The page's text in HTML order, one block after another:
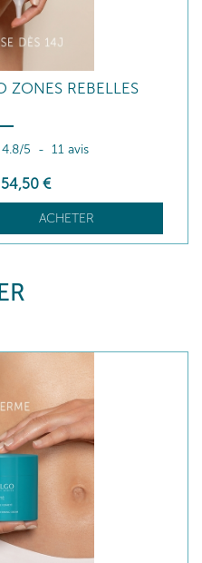
ZONES REBELLES
4.8/5 - 11 avis
54,50 €
ACHETER